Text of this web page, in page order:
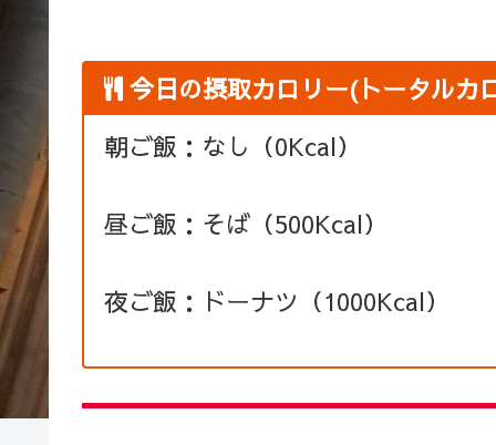
今日の摂取カロリー(トータルカ
朝ご飯：なし（0Kcal）
昼ご飯：そば（500Kcal）
夜ご飯：ドーナツ（1000Kcal）